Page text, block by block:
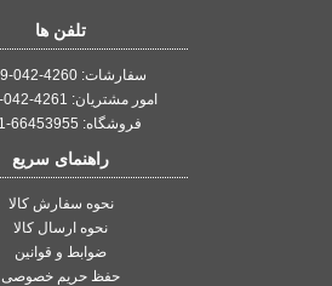
تلفن ها
سفارشات: 4260-042-0919
امور مشتریان: 4261-042-0919
فروشگاه: 66453955-021
راهنمای سریع
نحوه سفارش کالا
نحوه ارسال کالا
ضوابط و قوانین
حفظ حریم خصوصی